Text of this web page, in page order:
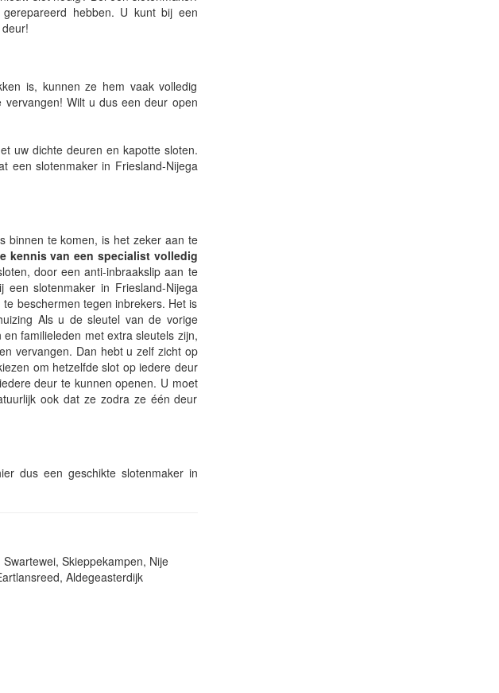
hebben. U kunt bij een
is, kunnen ze hem vaak volledig
Wilt u dus een deur open
uw dichte deuren en kapotte sloten.
een slotenmaker in Friesland-Nijega
binnen te komen, is het zeker aan te
kennis van een specialist volledig
door een anti-inbraakslip aan te
slotenmaker in Friesland-Nijega
beschermen tegen inbrekers. Het is
Als u de sleutel van de vorige
familieleden met extra sleutels zijn,
vervangen. Dan hebt u zelf zicht op
om hetzelfde slot op iedere deur
deur te kunnen openen. U moet
ook dat ze zodra ze één deur
dus een geschikte slotenmaker in
Skieppekampen, Nije
Aldegeasterdijk